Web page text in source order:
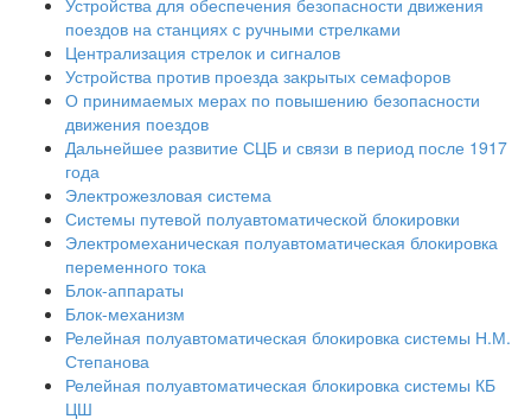
поездов на станциях с ручными стрелками
Централизация стрелок и сигналов
Устройства против проезда закрытых семафоров
О принимаемых мерах по повышению безопасности
движения поездов
Дальнейшее развитие СЦБ и связи в период после 1917
года
Электрожезловая система
Системы путевой полуавтоматической блокировки
Электромеханическая полуавтоматическая блокировка
переменного тока
Блок-аппараты
Блок-механизм
Релейная полуавтоматическая блокировка системы Н.М.
Степанова
Релейная полуавтоматическая блокировка системы КБ
ЦШ